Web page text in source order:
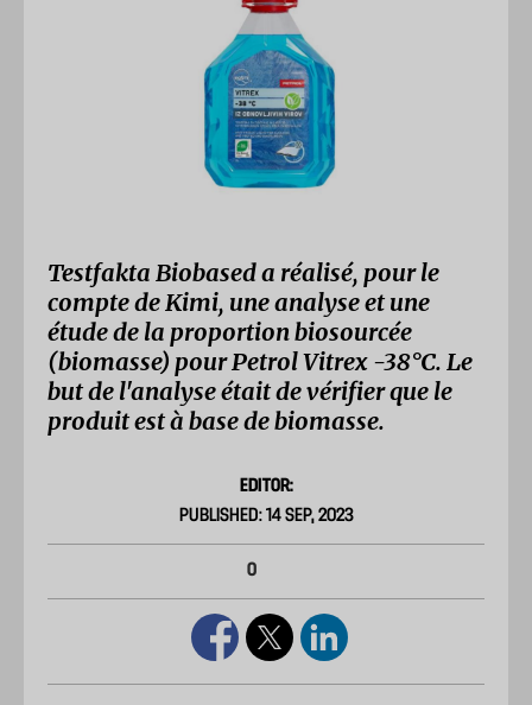
Testfakta Biobased a réalisé, pour le
compte de Kimi, une analyse et une
étude de la proportion biosourcée
(biomasse) pour Petrol Vitrex -38°C. Le
but de l'analyse était de vérifier que le
produit est à base de biomasse.
EDITOR:
PUBLISHED: 14 SEP, 2023
0